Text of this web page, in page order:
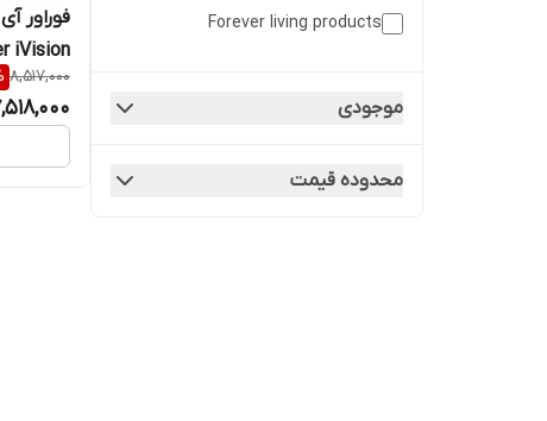
Forever living products
موجودی
محدوده قیمت
فوراور
iVision
8,517,000